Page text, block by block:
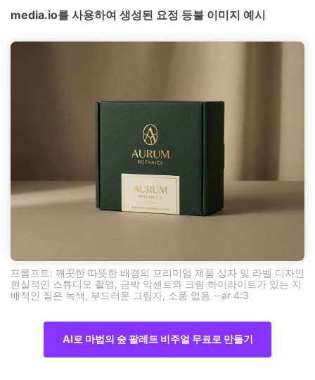
media.io를 사용하여 생성된 요정 등불 이미지 예시
프롬프트: 깨끗한 따뜻한 배경의 프리미엄 제품 상자 및 라벨 디자인
현실적인 스튜디오 촬영, 금박 악센트와 크림 하이라이트가 있는 지
배적인 짙은 녹색, 부드러운 그림자, 소품 없음 --ar 4:3
AI로 마법의 숲 팔레트 비주얼 무료로 만들기